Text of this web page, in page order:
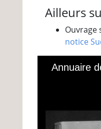
Ailleurs
Ouvrage
notice